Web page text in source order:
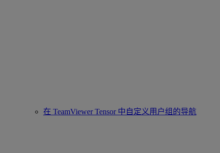
在 TeamViewer Tensor 中自定义用户组的导航